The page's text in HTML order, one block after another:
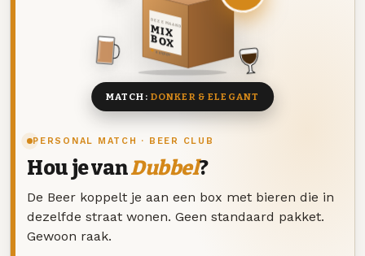
PERSONAL MATCH · BEER CLUB
Hou je vanDubbel?
De Beer koppelt je aan een box met bieren die in
dezelfde straat wonen. Geen standaard pakket.
Gewoon raak.
DEZE MAAND
MIX
BOX
8 BIEREN
MATCH: DONKER & ELEGANT